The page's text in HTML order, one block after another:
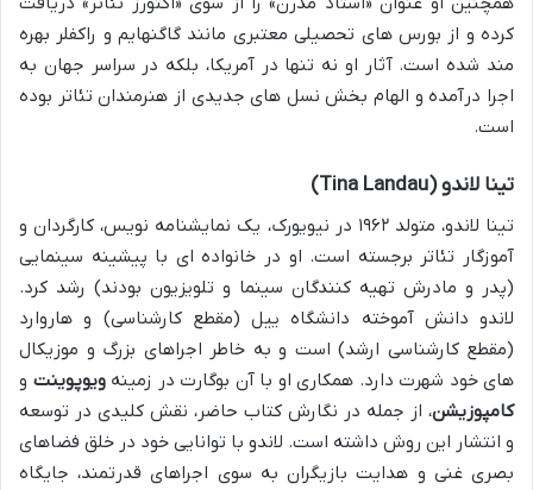
کرده و از بورس های تحصیلی معتبری مانند گاگنهایم و راکفلر بهره
مند شده است. آثار او نه تنها در آمریکا، بلکه در سراسر جهان به
اجرا درآمده و الهام بخش نسل های جدیدی از هنرمندان تئاتر بوده
است.
تینا لاندو (Tina Landau)
تینا لاندو، متولد ۱۹۶۲ در نیویورک، یک نمایشنامه نویس، کارگردان و
آموزگار تئاتر برجسته است. او در خانواده ای با پیشینه سینمایی
(پدر و مادرش تهیه کنندگان سینما و تلویزیون بودند) رشد کرد.
لاندو دانش آموخته دانشگاه ییل (مقطع کارشناسی) و هاروارد
(مقطع کارشناسی ارشد) است و به خاطر اجراهای بزرگ و موزیکال
های خود شهرت دارد. همکاری او با آن بوگارت در زمینهویوپوینت و
کامپوزیشن، از جمله در نگارش کتاب حاضر، نقش کلیدی در توسعه
و انتشار این روش داشته است. لاندو با توانایی خود در خلق فضاهای
بصری غنی و هدایت بازیگران به سوی اجراهای قدرتمند، جایگاه